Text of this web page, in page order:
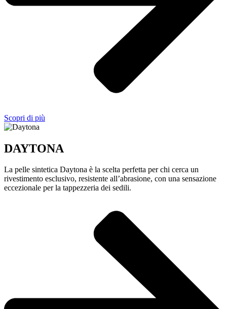
Scopri di più
DAYTONA
La pelle sintetica Daytona è la scelta perfetta per chi cerca un
rivestimento esclusivo, resistente all’abrasione, con una sensazione
eccezionale per la tappezzeria dei sedili.